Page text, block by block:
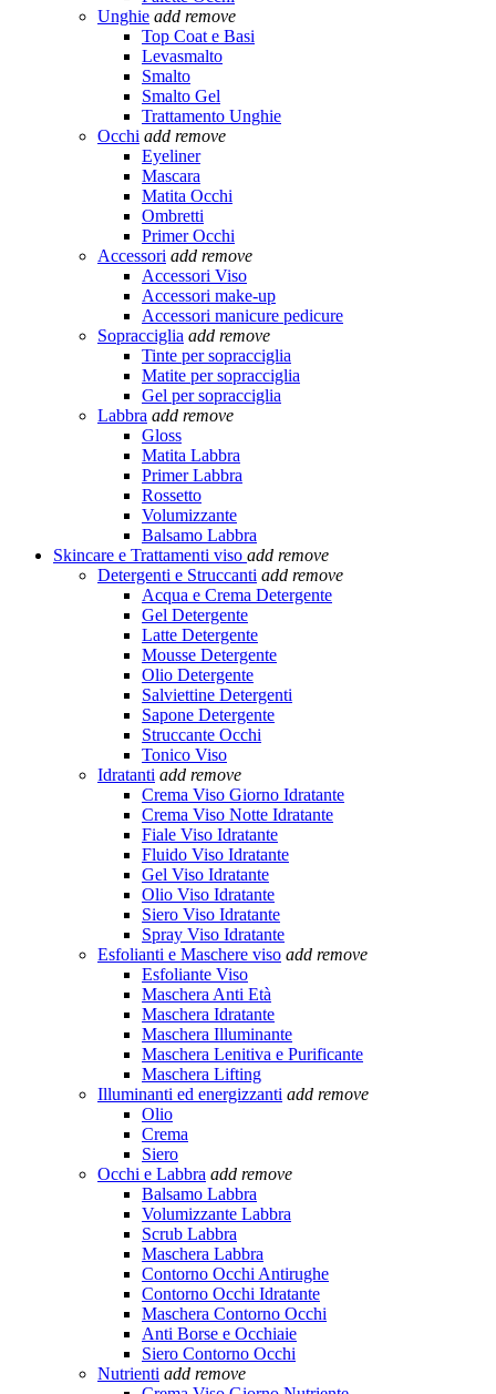
Unghie add remove
Top Coat e Basi
Levasmalto
Smalto
Smalto Gel
Trattamento Unghie
Occhi add remove
Eyeliner
Mascara
Matita Occhi
Ombretti
Primer Occhi
Accessori add remove
Accessori Viso
Accessori make-up
Accessori manicure pedicure
Sopracciglia add remove
Tinte per sopracciglia
Matite per sopracciglia
Gel per sopracciglia
Labbra add remove
Gloss
Matita Labbra
Primer Labbra
Rossetto
Volumizzante
Balsamo Labbra
Skincare e Trattamenti viso add remove
Detergenti e Struccanti add remove
Acqua e Crema Detergente
Gel Detergente
Latte Detergente
Mousse Detergente
Olio Detergente
Salviettine Detergenti
Sapone Detergente
Struccante Occhi
Tonico Viso
Idratanti add remove
Crema Viso Giorno Idratante
Crema Viso Notte Idratante
Fiale Viso Idratante
Fluido Viso Idratante
Gel Viso Idratante
Olio Viso Idratante
Siero Viso Idratante
Spray Viso Idratante
Esfolianti e Maschere viso add remove
Esfoliante Viso
Maschera Anti Età
Maschera Idratante
Maschera Illuminante
Maschera Lenitiva e Purificante
Maschera Lifting
Illuminanti ed energizzanti add remove
Olio
Crema
Siero
Occhi e Labbra add remove
Balsamo Labbra
Volumizzante Labbra
Scrub Labbra
Maschera Labbra
Contorno Occhi Antirughe
Contorno Occhi Idratante
Maschera Contorno Occhi
Anti Borse e Occhiaie
Siero Contorno Occhi
Nutrienti add remove